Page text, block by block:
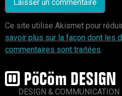
Ce site utilise Akismet pour
savoir plus sur la façon dont les
commentaires sont traitées.
DESIGN & COMMUNICATION